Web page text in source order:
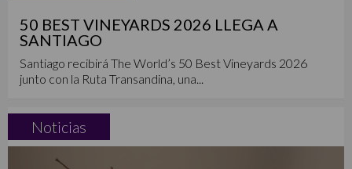
50 BEST VINEYARDS 2026 LLEGA A
SANTIAGO
Santiago recibirá The World’s 50 Best Vineyards 2026
junto con la Ruta Transandina, una...
Noticias